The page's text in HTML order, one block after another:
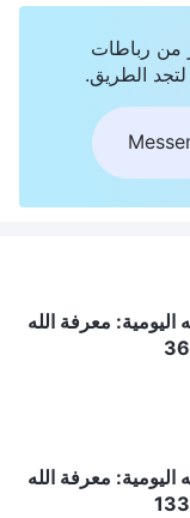
من رباطات
لتجد الطريق.
اليومية: معرفة الله
اليومية: معرفة الله